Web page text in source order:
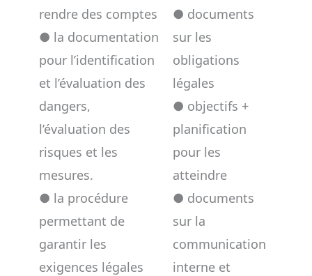
rendre des comptes
● la documentation
pour l’identification
et l’évaluation des
dangers,
l’évaluation des
risques et les
mesures.
● la procédure
permettant de
garantir les
exigences légales
● documents
sur les
obligations
légales
● objectifs +
planification
pour les
atteindre
● documents
sur la
communication
interne et